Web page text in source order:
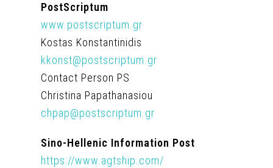
PostScriptum
www.postscriptum.gr
Kostas Konstantinidis
kkonst@postscriptum.gr
Contact Person PS
Christina Papathanasiou
chpap@postscriptum.gr
Sino-Hellenic Information Post
https://www.agtship.com/